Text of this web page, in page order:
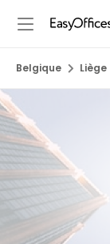
Belgique Liège